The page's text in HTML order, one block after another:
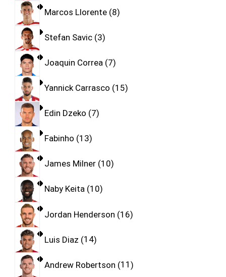
Marcos Llorente 8
Stefan Savic 3
Joaquin Correa 7
Yannick Carrasco 15
Edin Dzeko 7
Fabinho 13
James Milner 10
Naby Keita 10
Jordan Henderson 16
Luis Diaz 14
Andrew Robertson 11